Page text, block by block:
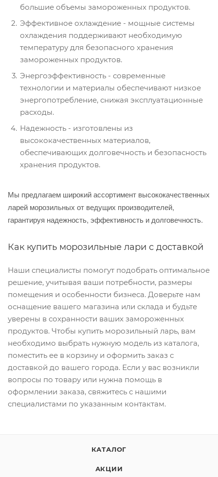
большие объемы замороженных продуктов.
Эффективное охлаждение - мощные системы
охлаждения поддерживают необходимую
температуру для безопасного хранения
замороженных продуктов.
Энергоэффективность - современные
технологии и материалы обеспечивают низкое
энергопотребление, снижая эксплуатационные
расходы.
Надежность - изготовлены из
высококачественных материалов,
обеспечивающих долговечность и безопасность
хранения продуктов.
Мы предлагаем широкий ассортимент высококачественных
ларей морозильных от ведущих производителей,
гарантируя надежность, эффективность и долговечность.
Как купить морозильные лари с доставкой
Наши специалисты помогут подобрать оптимальное
решение, учитывая ваши потребности, размеры
помещения и особенности бизнеса. Доверьте нам
оснащение вашего магазина или склада и будьте
уверены в сохранности ваших замороженных
продуктов. Чтобы купить морозильный ларь, вам
необходимо выбрать нужную модель из каталога,
поместить ее в корзину и оформить заказ с
доставкой до вашего города. Если у вас возникли
вопросы по товару или нужна помощь в
оформлении заказа, свяжитесь с нашими
специалистами по указанным контактам.
КАТАЛОГ
АКЦИИ